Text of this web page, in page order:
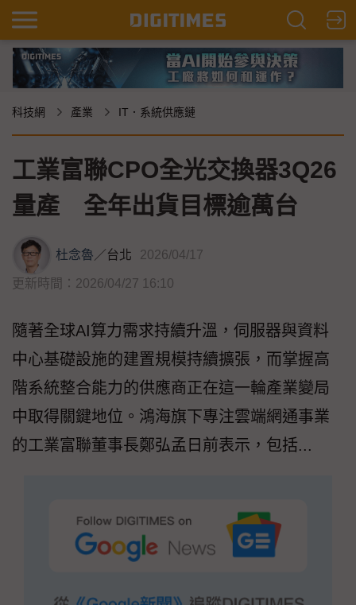
科技網 產業 IT．系統供應鏈
工業富聯CPO全光交換器3Q26
量產 全年出貨目標逾萬台
杜念魯／台北 2026/04/17
更新時間：2026/04/27 16:10
隨著全球AI算力需求持續升溫，伺服器與資料
中心基礎設施的建置規模持續擴張，而掌握高
階系統整合能力的供應商正在這一輪產業變局
中取得關鍵地位。鴻海旗下專注雲端網通事業
的工業富聯董事長鄭弘孟日前表示，包括...